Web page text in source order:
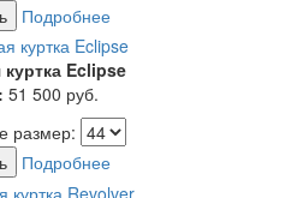
Подробнее
Eclipse
51 500 руб.
размер:
Подробнее